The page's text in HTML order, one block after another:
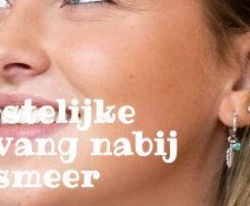
nabij